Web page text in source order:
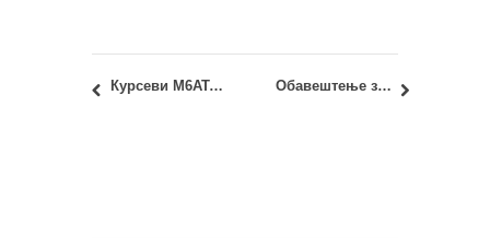
Курсеви М6АТ.2. и М8.3. – (Пр)оцена еколошких карактеристика зграда: Обавештење Обавештење за стручну праксу: Новија архитектура Београда